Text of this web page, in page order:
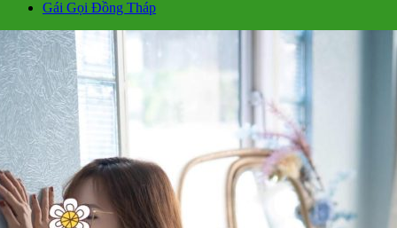
Gái Gọi Đồng Tháp